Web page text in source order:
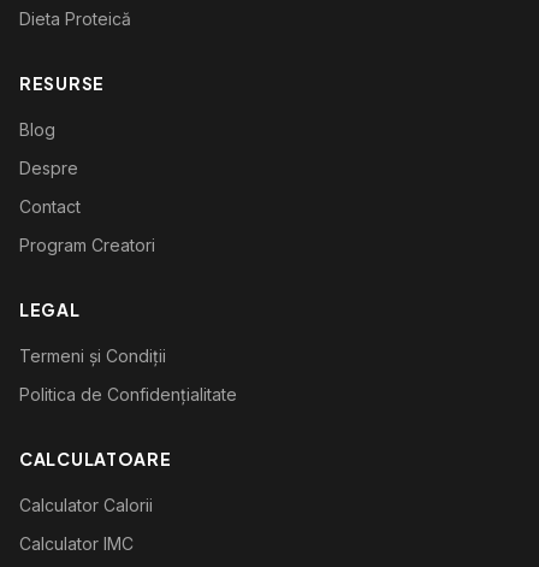
Dieta Proteică
RESURSE
Blog
Despre
Contact
Program Creatori
LEGAL
Termeni și Condiții
Politica de Confidențialitate
CALCULATOARE
Calculator Calorii
Calculator IMC